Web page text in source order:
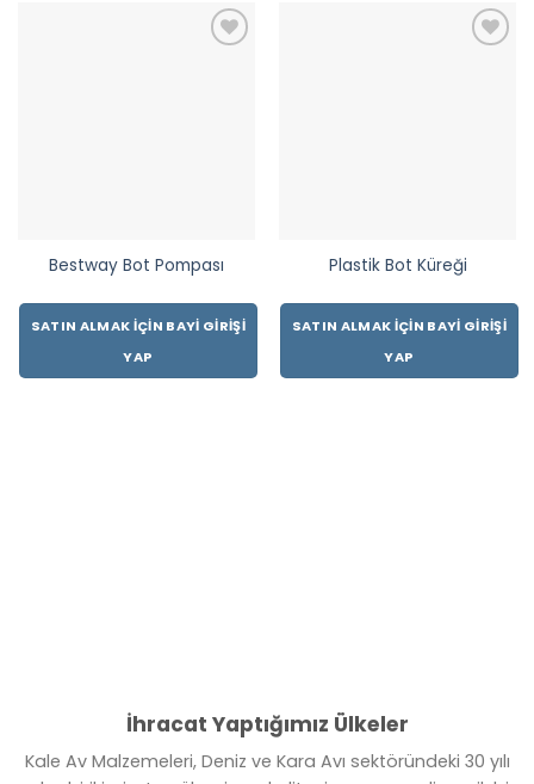
Bestway Bot Pompası
SATIN ALMAK İÇIN BAYI GIRIŞI
YAP
Plastik Bot Küreği
SATIN ALMAK İÇIN BAYI GIRIŞI
YAP
İhracat Yaptığımız Ülkeler
Kale Av Malzemeleri, Deniz ve Kara Avı sektöründeki 30 yılı